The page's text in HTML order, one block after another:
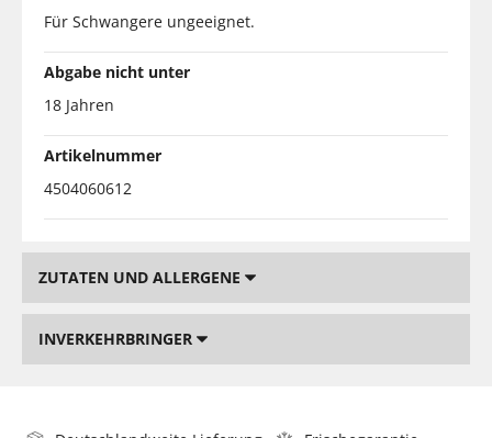
Für Schwangere ungeeignet.
Abgabe nicht unter
18 Jahren
Artikelnummer
4504060612
ZUTATEN UND ALLERGENE
INVERKEHRBRINGER